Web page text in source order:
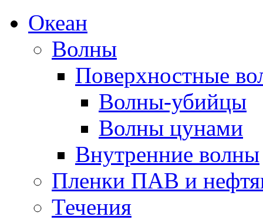
Океан
Волны
Поверхностные
Волны-убийцы
Волны цунами
Внутренние волны
Пленки ПАВ и
Течения